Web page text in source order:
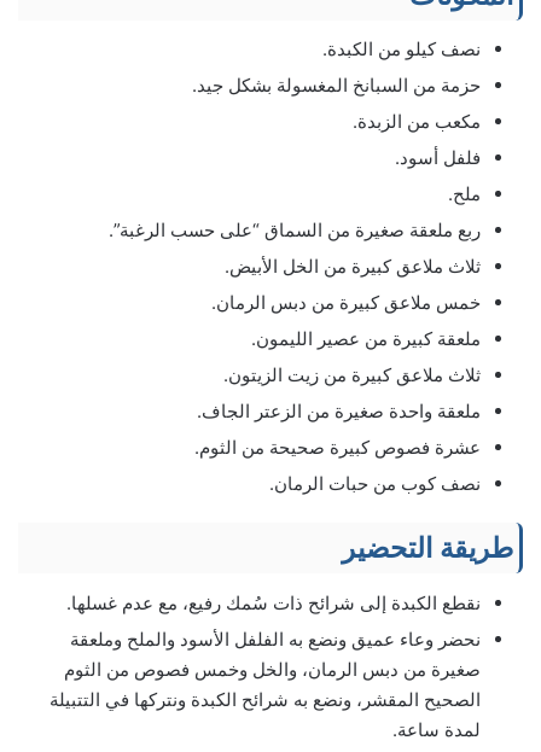
نصف كيلو من الكبدة.
حزمة من السبانخ المغسولة بشكل جيد.
مكعب من الزبدة.
فلفل أسود.
ملح.
ربع ملعقة صغيرة من السماق “على حسب الرغبة”.
ثلاث ملاعق كبيرة من الخل الأبيض.
خمس ملاعق كبيرة من دبس الرمان.
ملعقة كبيرة من عصير الليمون.
ثلاث ملاعق كبيرة من زيت الزيتون.
ملعقة واحدة صغيرة من الزعتر الجاف.
عشرة فصوص كبيرة صحيحة من الثوم.
نصف كوب من حبات الرمان.
طريقة التحضير
نقطع الكبدة إلى شرائح ذات سُمك رفيع، مع عدم غسلها.
نحضر وعاء عميق ونضع به الفلفل الأسود والملح وملعقة
صغيرة من دبس الرمان، والخل وخمس فصوص من الثوم
الصحيح المقشر، ونضع به شرائح الكبدة ونتركها في التتبيلة
لمدة ساعة.